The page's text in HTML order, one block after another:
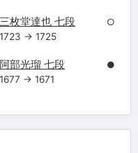
三枚堂達也 七段
1723 → 1725
○
阿部光瑠 七段
1677 → 1671
●